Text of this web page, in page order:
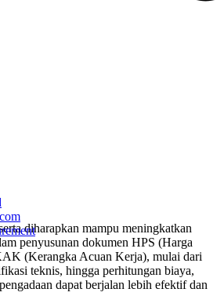
diharapkan mampu meningkatkan
penyusunan dokumen HPS (Harga
(Kerangka Acuan Kerja), mulai dari
teknis, hingga perhitungan biaya,
dapat berjalan lebih efektif dan